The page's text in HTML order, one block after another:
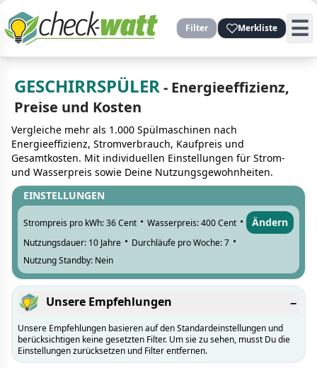
Filter Merkliste ☰
GESCHIRRSPÜLER- Energieeffizienz,
Preise und Kosten
Vergleiche mehr als 1.000 Spülmaschinen nach
Energieeffizienz, Stromverbrauch, Kaufpreis und
Gesamtkosten. Mit individuellen Einstellungen für Strom-
und Wasserpreis sowie Deine Nutzungsgewohnheiten.
EINSTELLUNGEN
Strompreis pro kWh: 36 Cent · Wasserpreis: 400 Cent ·
Nutzungsdauer: 10 Jahre · Durchläufe pro Woche: 7 ·
Nutzung Standby: Nein
Ändern
Unsere Empfehlungen −
Unsere Empfehlungen basieren auf den Standardeinstellungen und
berücksichtigen keine gesetzten Filter. Um sie zu sehen, musst Du die
Einstellungen zurücksetzen und Filter entfernen.